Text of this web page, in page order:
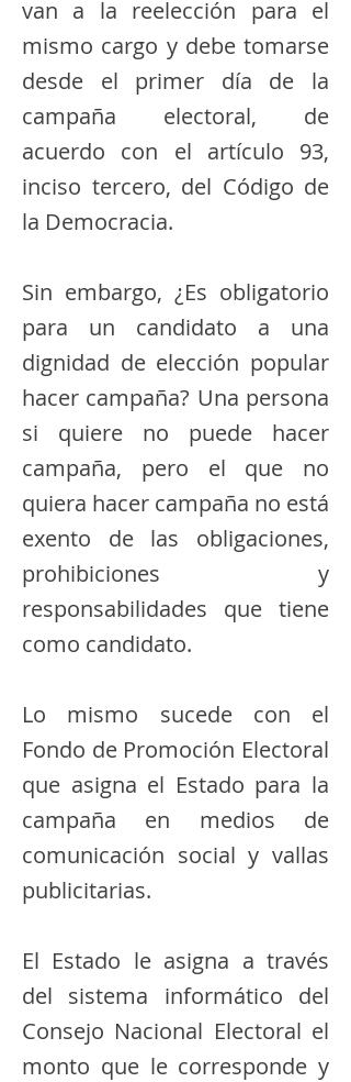
van a la reelección para el
mismo cargo y debe tomarse
desde el primer día de la
campaña electoral, de
acuerdo con el artículo 93,
inciso tercero, del Código de
la Democracia.
Sin embargo, ¿Es obligatorio
para un candidato a una
dignidad de elección popular
hacer campaña? Una persona
si quiere no puede hacer
campaña, pero el que no
quiera hacer campaña no está
exento de las obligaciones,
prohibiciones y
responsabilidades que tiene
como candidato.
Lo mismo sucede con el
Fondo de Promoción Electoral
que asigna el Estado para la
campaña en medios de
comunicación social y vallas
publicitarias.
El Estado le asigna a través
del sistema informático del
Consejo Nacional Electoral el
monto que le corresponde y